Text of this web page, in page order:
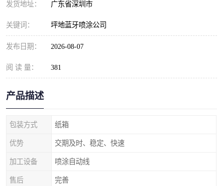
发货地址： 广东省深圳市
关键词： 坪地蓝牙喷涂公司
发布日期： 2026-08-07
阅 读 量： 381
产品描述
包装方式 纸箱
优势 交期及时、稳定、快速
加工设备 喷涂自动线
售后 完善